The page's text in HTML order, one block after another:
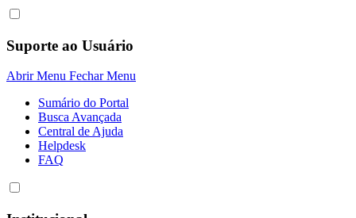
Suporte ao Usuário
Abrir Menu Fechar Menu
Sumário do Portal
Busca Avançada
Central de Ajuda
Helpdesk
FAQ